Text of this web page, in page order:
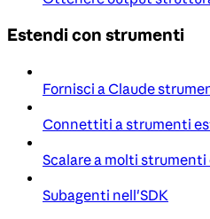
Estendi con strumenti
Fornisci a Claude
Connettiti a strumenti
Scalare a molti
Subagenti nell'SDK